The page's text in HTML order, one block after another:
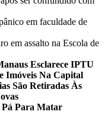
em faculdade de
em assalto na Escola de
Esclarece IPTU
Imóveis Na Capital
São Retiradas Às
Pá Para Matar